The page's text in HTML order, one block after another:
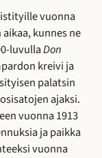
vuonna
kunnes ne
luvullaDon
kreivi ja
palatsin
ajaksi.
vuonna 1913
ja paikka
vuonna